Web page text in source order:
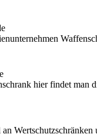
hier findet man
Wertschutzschränken